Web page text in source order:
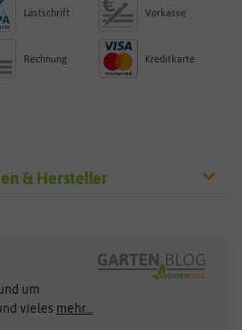
Lastschrift Vorkasse
Rechnung Kreditkarte
& Hersteller
Clever Pots
COMPO
um
vieles mehr...